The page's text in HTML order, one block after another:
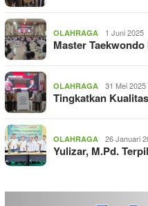
OLAHRAGA 1 Juni 2025
Master
OLAHRAGA 31 Mei 2025
Tingkatkan
OLAHRAGA 26 Januari
Yulizar, M.Pd.